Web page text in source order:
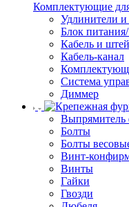
Комплектующие
Удлинители и
Блок
Кабель и
Кабель-канал
Система
Диммер
Выпрямитель
Болты
Болты
Винт-
Винты
Гайки
Гвозди